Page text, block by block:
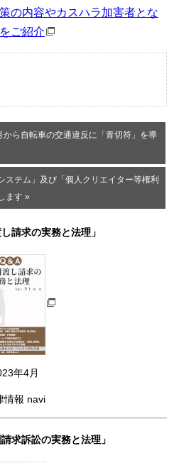
の内容やカスハラ加害者とな
ご紹介
ら自転車の交通違反に「青切符」を導
ステム」及び「個人クリエイター等権利
ます »
請求の実務と法理」
年4月
情報 navi
求訴訟の実務と法理」